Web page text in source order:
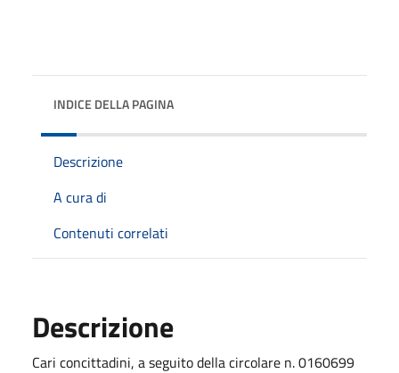
INDICE DELLA PAGINA
Descrizione
A cura di
Contenuti correlati
Descrizione
Cari concittadini, a seguito della circolare n. 0160699